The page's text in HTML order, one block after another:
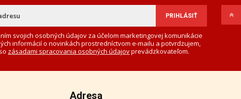
Aktuálna cena:250 €
Štefan Filep - Na dedine